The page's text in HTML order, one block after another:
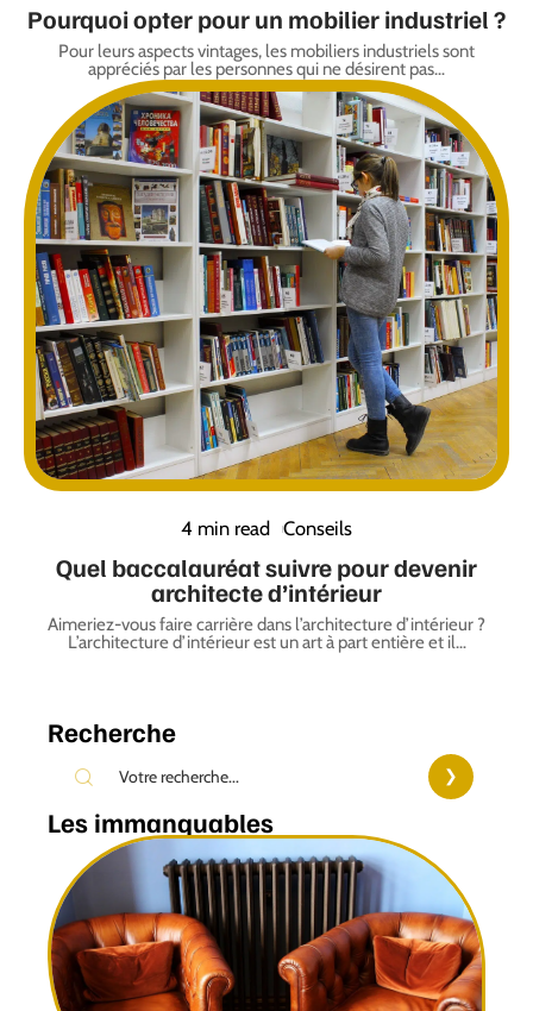
Pourquoi opter pour un mobilier industriel ?
Pour leurs aspects vintages, les mobiliers industriels sont
appréciés par les personnes qui ne désirent pas…
4 min read Conseils
Quel baccalauréat suivre pour devenir
architecte d’intérieur
Aimeriez-vous faire carrière dans l’architecture d’intérieur ?
L’architecture d’intérieur est un art à part entière et il…
Recherche
Les immanquables